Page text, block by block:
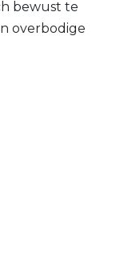
bewust te
overbodige